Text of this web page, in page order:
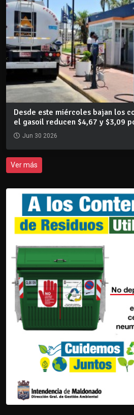
Desde este miércoles bajan los
el gasoil reducen $4,67 y $3,09
Jun 30 2026
Ver más